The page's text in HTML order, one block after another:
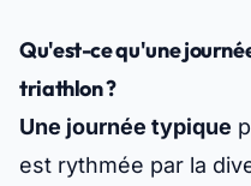
Qu'est-ce qu'une
triathlon ?
Une journée typique
est rythmée par la